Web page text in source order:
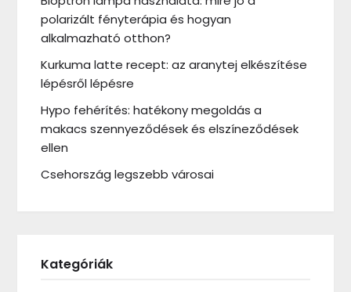
polarizált fényterápia és hogyan
alkalmazható otthon?
Kurkuma latte recept: az aranytej elkészítése
lépésről lépésre
Hypo fehérítés: hatékony megoldás a
makacs szennyeződések és elszíneződések
ellen
Csehország legszebb városai
Kategóriák